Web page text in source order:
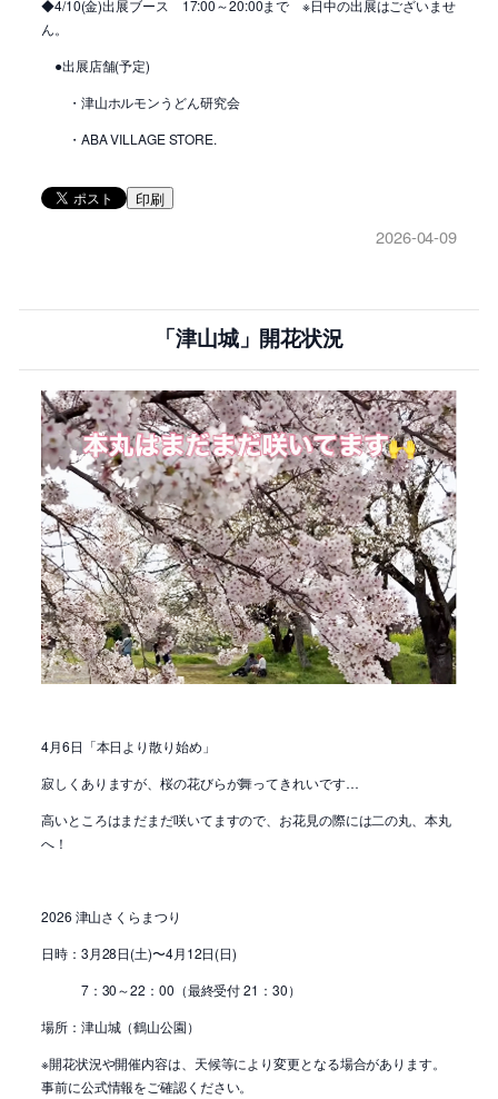
◆4/10(金)出展ブース 17:00～20:00まで ※日中の出展はございませ
ん。
●出展店舗(予定)
・津山ホルモンうどん研究会
・ABA VILLAGE STORE.
印刷
2026-04-09
「津山城」開花状況
4月6日「本日より散り始め」
寂しくありますが、桜の花びらが舞ってきれいです…
高いところはまだまだ咲いてますので、お花見の際には二の丸、本丸
へ！
2026 津山さくらまつり
日時：3月28日(土)〜4月12日(日)
7：30～22：00（最終受付 21：30）
場所：津山城（鶴山公園）
※開花状況や開催内容は、天候等により変更となる場合があります。
事前に公式情報をご確認ください。